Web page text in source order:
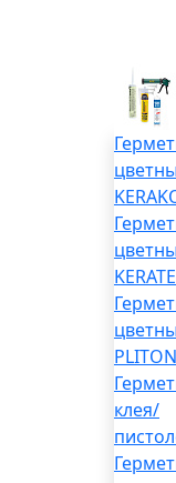
клея/